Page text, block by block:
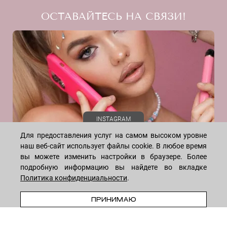
Масло авокадо
Масло жожоба
Масло миндаля
Масло ромашки
Масло Ши
Микрокристаллическая целлюлоза
Миндальная кислота
Молочная кислота
Мочевина
Натуральные экстракты фруктов
Натуральный холестерол
Ниацинамид (витамин В3)
Олигопептиды
Папаин
Скидки
Договор оферты
Политика конфиденциальности
Реквизиты
Отзывы
Даю согласие на рекламную рассылку
ОСТАВАЙТЕСЬ НА СВЯЗИ!
INSTAGRAM
WHATSAPP TELEGRAM VK
* Meta признана экстремистской организацией и запрещена на
Для предоставления услуг на самом высоком уровне
наш веб-сайт использует файлы cookie. В любое время
вы можете изменить настройки в браузере. Более
подробную информацию вы найдете во вкладке
Политика конфиденциальности.
ПРИНИМАЮ